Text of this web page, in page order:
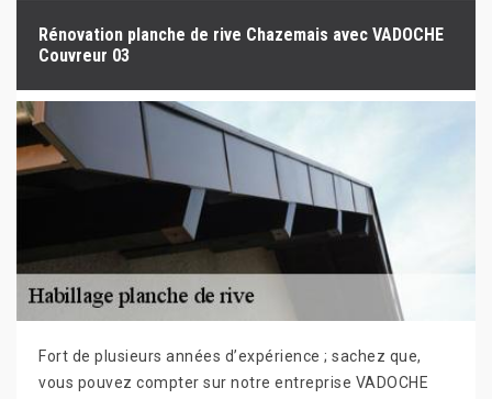
Rénovation planche de rive Chazemais avec VADOCHE
Couvreur 03
Fort de plusieurs années d’expérience ; sachez que,
vous pouvez compter sur notre entreprise VADOCHE